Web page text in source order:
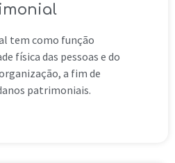
tem como função
física das pessoas e do
a fim de
patrimoniais.